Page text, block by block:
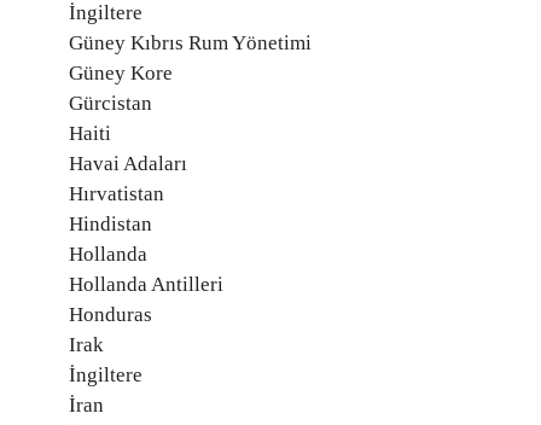
İngiltere
Güney Kıbrıs Rum Yönetimi
Güney Kore
Gürcistan
Haiti
Havai Adaları
Hırvatistan
Hindistan
Hollanda
Hollanda Antilleri
Honduras
Irak
İngiltere
İran